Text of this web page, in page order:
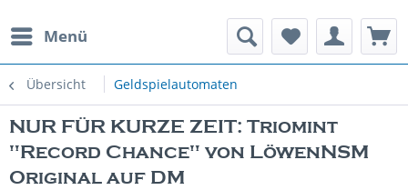
Menü
Übersicht Geldspielautomaten
Spielautomaten
NUR FÜR KURZE ZEIT: Triomint
"Record Chance" von LöwenNSM
Original auf DM